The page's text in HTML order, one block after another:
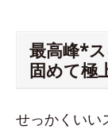
最高峰*
固めて極
せっかくいい